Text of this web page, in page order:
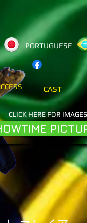
CLICK HERE FOR IMAGES
PORTUGUESE
CAST